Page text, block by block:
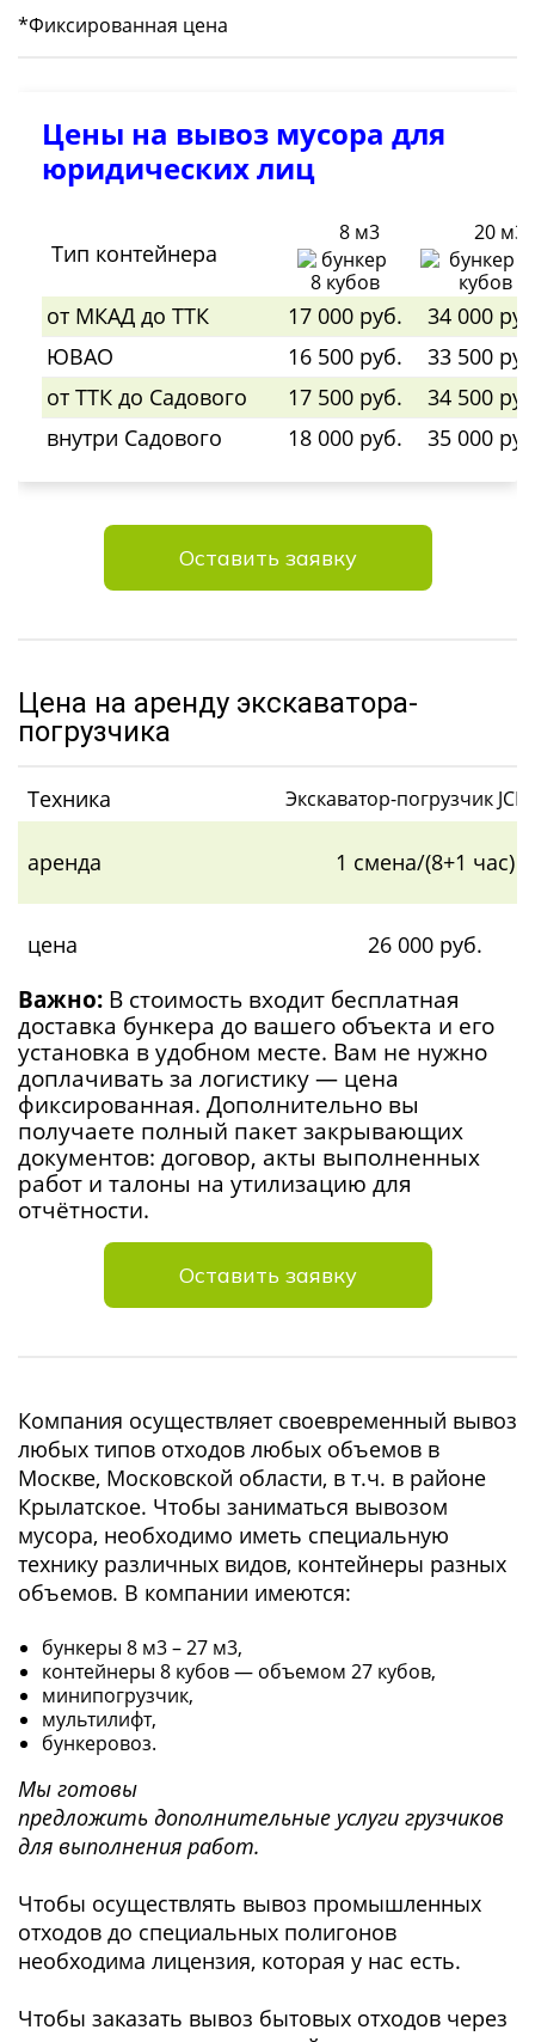
*Фиксированная цена
Цены на вывоз мусора для
юридических лиц
Тип контейнера
8 м3 20 м3
от МКАД до ТТК 17 000 руб.
34 000
ЮВАО
16 500 руб.
33 500
от ТТК до Садового
17 500 руб.
34 500
внутри Садового
18 000 руб. 35 000
Оставить заявку
Цена на аренду экскаватора-
погрузчика
Техника Экскаватор-погрузчик JCB
аренда 1 смена/(8+1 час)
цена 26 000 руб.
Важно: В стоимость входит бесплатная
доставка бункера до вашего объекта и его
установка в удобном месте. Вам не нужно
доплачивать за логистику — цена
фиксированная. Дополнительно вы
получаете полный пакет закрывающих
документов: договор, акты выполненных
работ и талоны на утилизацию для
отчётности.
Оставить заявку
Компания осуществляет своевременный вывоз
любых типов отходов любых объемов в
Москве, Московской области, в т.ч. в районе
Крылатское. Чтобы заниматься вывозом
мусора, необходимо иметь специальную
технику различных видов, контейнеры разных
объемов. В компании имеются:
бункеры 8 м3 – 27 м3,
контейнеры 8 кубов — объемом 27 кубов,
минипогрузчик,
мультилифт,
бункеровоз.
Мы готовы
предложить дополнительные услуги грузчиков
для выполнения работ.
Чтобы осуществлять вывоз промышленных
отходов до специальных полигонов
необходима лицензия, которая у нас есть.
Чтобы заказать вывоз бытовых отходов через